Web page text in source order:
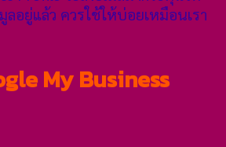
ลอยู่แล้ว ควรใช้ให้บ่อยเหมือนเรา
My Business